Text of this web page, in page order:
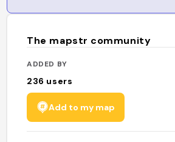
The mapstr community
ADDED BY
236 users
Add to my map